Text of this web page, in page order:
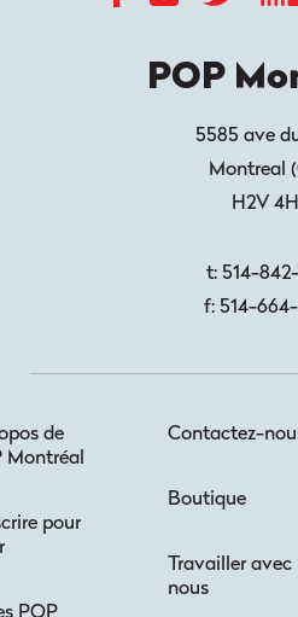
POP
5585 ave
Montreal (
H2V
t: 514-
f: 514-
de
Montréal
pour
Contactez-
Boutique
Travailler avec
nous